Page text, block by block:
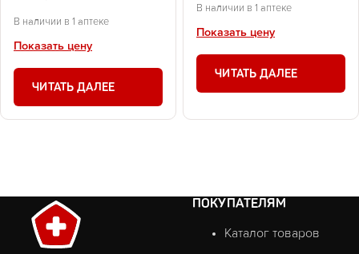
В наличии в 1 аптеке
Показать цену
ЧИТАТЬ ДАЛЕЕ
В наличии в 1 аптеке
Показать цену
ЧИТАТЬ ДАЛЕЕ
ПОКУПАТЕЛЯМ
Каталог товаров